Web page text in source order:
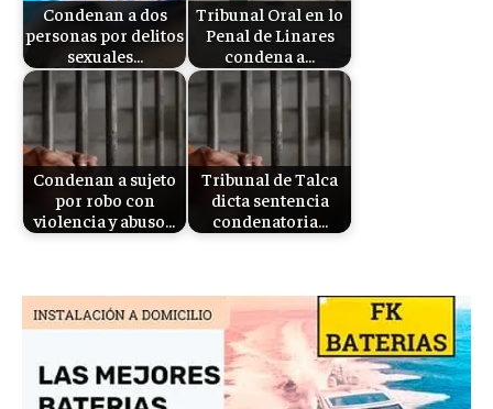
Condenan a dos
personas por delitos
sexuales…
Tribunal Oral en lo
Penal de Linares
condena a…
Condenan a sujeto
por robo con
violencia y abuso…
Tribunal de Talca
dicta sentencia
condenatoria…